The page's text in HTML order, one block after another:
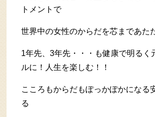
トメントで
世界中の女性のからだを芯まであた
1年先、3年先・・・も健康で明るく
ルに！人生を楽しむ！！
こころもからだもぽっかぽかになる
る